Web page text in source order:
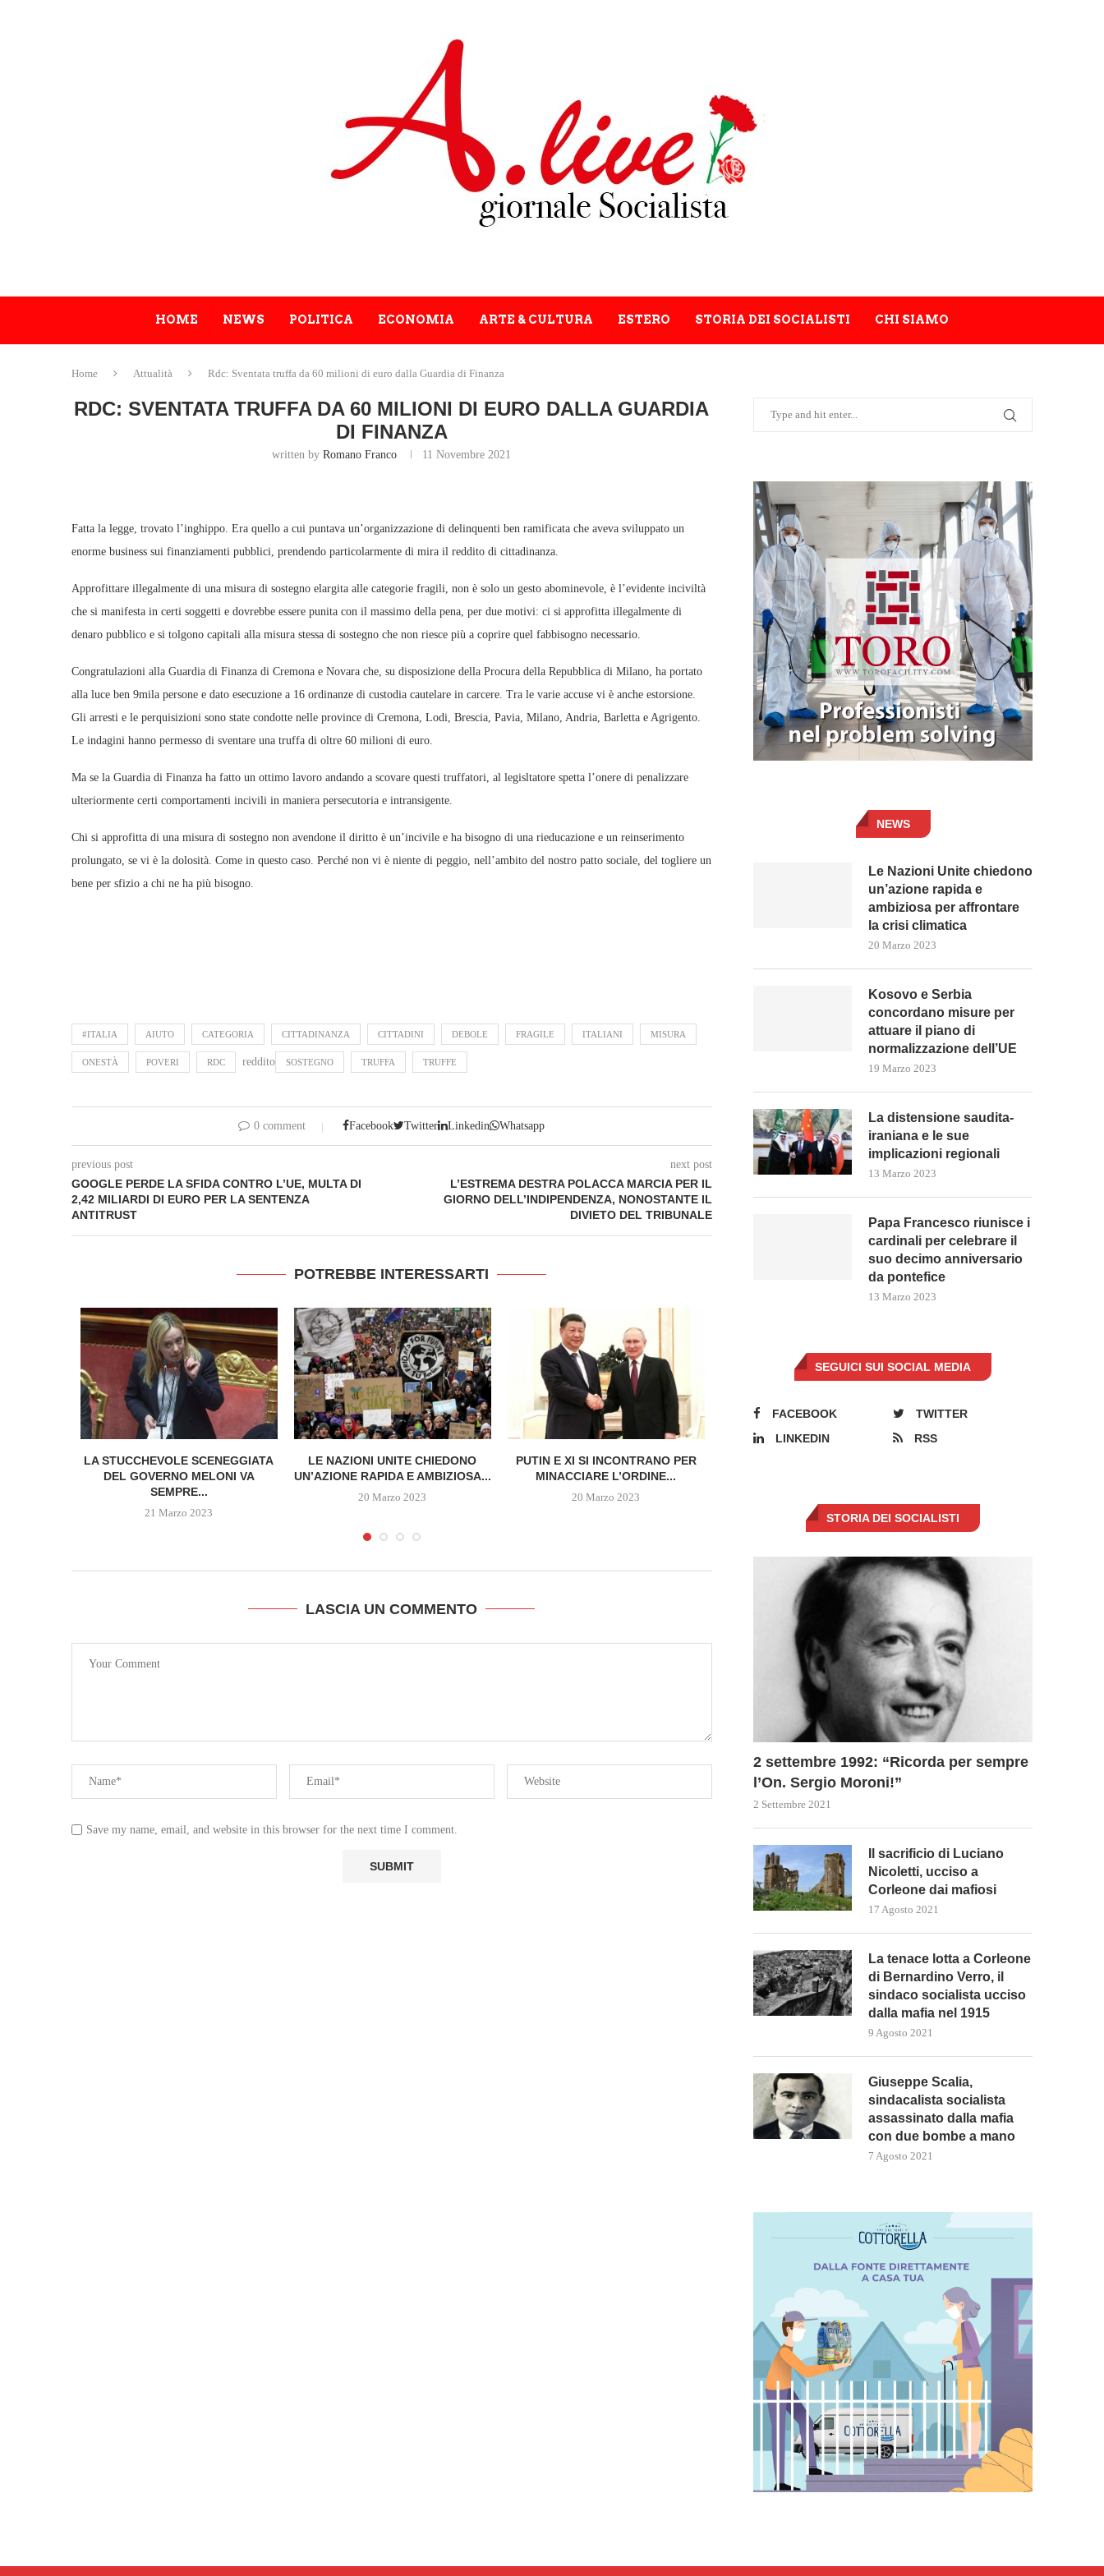
HOME NEWS POLITICA ECONOMIA ARTE & CULTURA ESTERO STORIA DEI SOCIALISTI CHI SIAMO
Home Attualità Rdc: Sventata truffa da 60 milioni di euro dalla Guardia di Finanza
RDC: SVENTATA TRUFFA DA 60 MILIONI DI EURO DALLA GUARDIA
DI FINANZA
written byRomano Franco 11 Novembre 2021
Fatta la legge, trovato l’inghippo. Era quello a cui puntava un’organizzazione di delinquenti ben ramificata che aveva sviluppato un
enorme business sui finanziamenti pubblici, prendendo particolarmente di mira il reddito di cittadinanza.
Approfittare illegalmente di una misura di sostegno elargita alle categorie fragili, non è solo un gesto abominevole, è l’evidente inciviltà
che si manifesta in certi soggetti e dovrebbe essere punita con il massimo della pena, per due motivi: ci si approfitta illegalmente di
denaro pubblico e si tolgono capitali alla misura stessa di sostegno che non riesce più a coprire quel fabbisogno necessario.
Congratulazioni alla Guardia di Finanza di Cremona e Novara che, su disposizione della Procura della Repubblica di Milano, ha portato
alla luce ben 9mila persone e dato esecuzione a 16 ordinanze di custodia cautelare in carcere. Tra le varie accuse vi è anche estorsione.
Gli arresti e le perquisizioni sono state condotte nelle province di Cremona, Lodi, Brescia, Pavia, Milano, Andria, Barletta e Agrigento.
Le indagini hanno permesso di sventare una truffa di oltre 60 milioni di euro.
Ma se la Guardia di Finanza ha fatto un ottimo lavoro andando a scovare questi truffatori, al legisltatore spetta l’onere di penalizzare
ulteriormente certi comportamenti incivili in maniera persecutoria e intransigente.
Chi si approfitta di una misura di sostegno non avendone il diritto è un’incivile e ha bisogno di una rieducazione e un reinserimento
prolungato, se vi è la dolosità. Come in questo caso. Perché non vi è niente di peggio, nell’ambito del nostro patto sociale, del togliere un
bene per sfizio a chi ne ha più bisogno.
#ITALIA AIUTO CATEGORIA CITTADINANZA CITTADINI DEBOLE FRAGILE ITALIANI MISURA
ONESTÀ POVERI RDC reddito SOSTEGNO TRUFFA TRUFFE
0 comment Facebook Twitter Linkedin Whatsapp
previous post
GOOGLE PERDE LA SFIDA CONTRO L’UE, MULTA DI
2,42 MILIARDI DI EURO PER LA SENTENZA
ANTITRUST
next post
L’ESTREMA DESTRA POLACCA MARCIA PER IL
GIORNO DELL’INDIPENDENZA, NONOSTANTE IL
DIVIETO DEL TRIBUNALE
POTREBBE INTERESSARTI
LA STUCCHEVOLE SCENEGGIATA
DEL GOVERNO MELONI VA
SEMPRE...
21 Marzo 2023
LE NAZIONI UNITE CHIEDONO
UN’AZIONE RAPIDA E AMBIZIOSA...
20 Marzo 2023
PUTIN E XI SI INCONTRANO PER
MINACCIARE L’ORDINE...
20 Marzo 2023
LASCIA UN COMMENTO
Save my name, email, and website in this browser for the next time I comment.
NEWS
Le Nazioni Unite chiedono
un’azione rapida e
ambiziosa per affrontare
la crisi climatica
20 Marzo 2023
Kosovo e Serbia
concordano misure per
attuare il piano di
normalizzazione dell’UE
19 Marzo 2023
La distensione saudita-
iraniana e le sue
implicazioni regionali
13 Marzo 2023
Papa Francesco riunisce i
cardinali per celebrare il
suo decimo anniversario
da pontefice
13 Marzo 2023
SEGUICI SUI SOCIAL MEDIA
FACEBOOK
TWITTER
LINKEDIN
RSS
STORIA DEI SOCIALISTI
2 settembre 1992: “Ricorda per sempre
l’On. Sergio Moroni!”
2 Settembre 2021
Il sacrificio di Luciano
Nicoletti, ucciso a
Corleone dai mafiosi
17 Agosto 2021
La tenace lotta a Corleone
di Bernardino Verro, il
sindaco socialista ucciso
dalla mafia nel 1915
9 Agosto 2021
Giuseppe Scalia,
sindacalista socialista
assassinato dalla mafia
con due bombe a mano
7 Agosto 2021